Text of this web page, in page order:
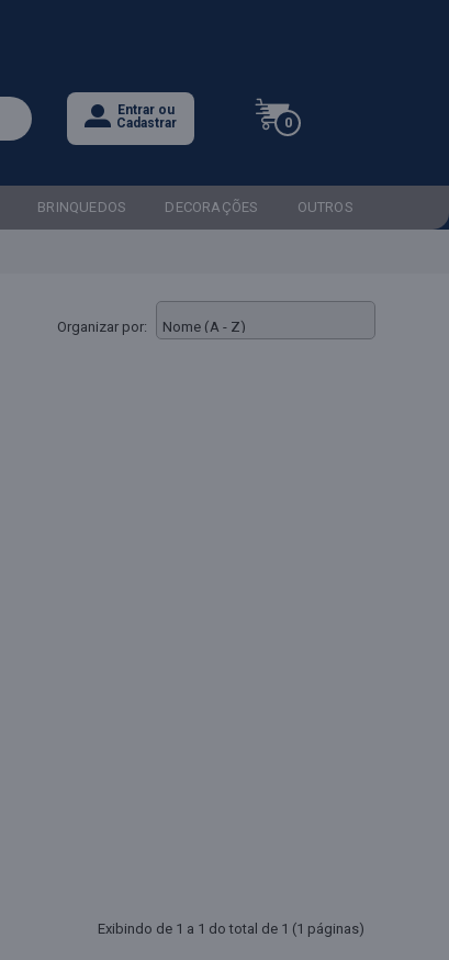
Entrar ou
Cadastrar
0
BRINQUEDOS DECORAÇÕES OUTROS
Organizar por:
Exibindo de 1 a 1 do total de 1 (1 páginas)